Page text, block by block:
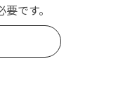
要です。